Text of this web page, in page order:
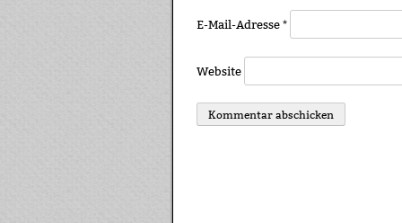
E-Mail-Adresse*
Website